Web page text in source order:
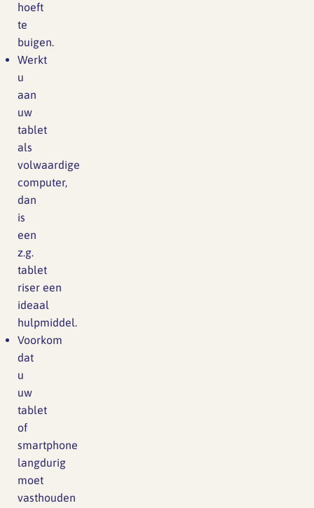
hoeft
te
buigen.
Werkt
u
aan
uw
tablet
als
volwaardige
computer,
dan
is
een
z.g.
tablet
riser een
ideaal
hulpmiddel.
Voorkom
dat
u
uw
tablet
of
smartphone
langdurig
moet
vasthouden